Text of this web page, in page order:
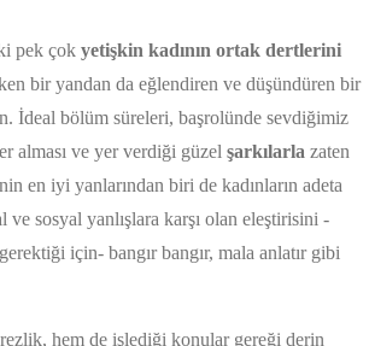
pek çok yetişkin kadının ortak dertlerini
bir yandan da eğlendiren ve düşündüren bir
İdeal bölüm süreleri, başrolünde sevdiğimiz
alması ve yer verdiği güzel şarkılarla zaten
en iyi yanlarından biri de kadınların adeta
ve sosyal yanlışlara karşı olan eleştirisini -
için- bangır bangır, mala anlatır gibi
hem de işlediği konular gereği derin